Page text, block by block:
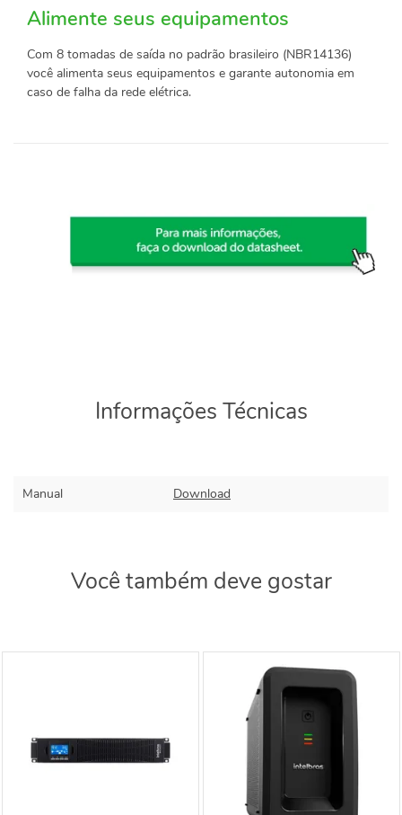
Alimente seus equipamentos
Com 8 tomadas de saída no padrão brasileiro (NBR14136)
você alimenta seus equipamentos e garante autonomia em
caso de falha da rede elétrica.
Informações Técnicas
Manual Download
Você também deve gostar